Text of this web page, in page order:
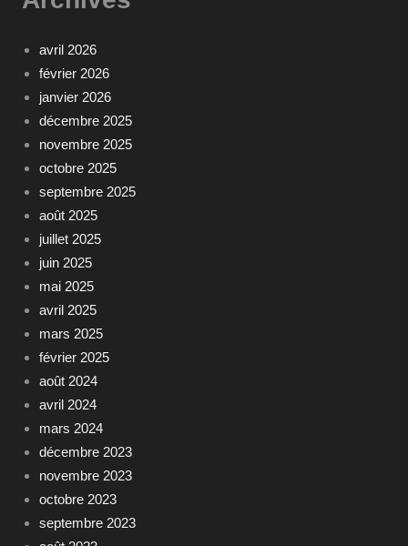
avril 2026
février 2026
janvier 2026
décembre 2025
novembre 2025
octobre 2025
septembre 2025
août 2025
juillet 2025
juin 2025
mai 2025
avril 2025
mars 2025
février 2025
août 2024
avril 2024
mars 2024
décembre 2023
novembre 2023
octobre 2023
septembre 2023